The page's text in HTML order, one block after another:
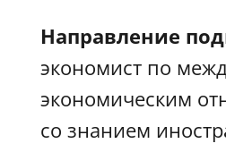
Направление
экономист по
экономическим
со знанием